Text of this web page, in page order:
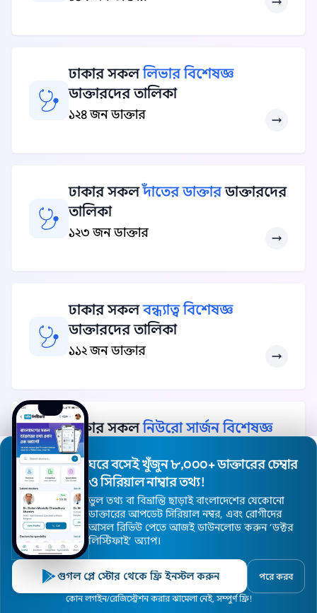
ঢাকার সকললিভার বিশেষজ্ঞ
ডাক্তারদের তালিকা
১২৪ জন ডাক্তার
ঢাকার সকলদাঁতের ডাক্তারডাক্তারদের
তালিকা
১২৩ জন ডাক্তার
ঢাকার সকলবন্ধ্যাত্ব বিশেষজ্ঞ
ডাক্তারদের তালিকা
১১২ জন ডাক্তার
ঢাকার সকলনিউরো সার্জন বিশেষজ্ঞ
ডাক্তারদের তালিকা
১১১ জন ডাক্তার
ঢাকার সকল বিশেষজ্ঞ ডাক্তার দেখুন
ডাক্তার হাসপাতাল বিশেষজ্ঞ
ঘরে বসেই খুঁজুন ৮,০০০+ ডাক্তারের চেম্বার
ও সিরিয়াল নাম্বার তথ্য!
ভুল তথ্য বা বিভ্রান্তি ছাড়াই বাংলাদেশের যেকোনো
ডাক্তারের আপডেট সিরিয়াল নম্বর, এবং রোগীদের
আসল রিভিউ পেতে আজই ডাউনলোড করুন ’ডক্টর
লিস্টিফাই’ অ্যাপ।
গুগল প্লে স্টোর থেকে ফ্রি ইনস্টল করুন পরে করব
কোন লগইন/রেজিস্ট্রেশন করার ঝামেলা নেই, সম্পুর্ণ ফ্রি!